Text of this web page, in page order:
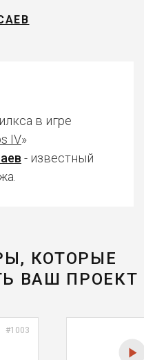
в игре
IV»
- известный
КОТОРЫЕ
ВАШ ПРОЕКТ
#1003